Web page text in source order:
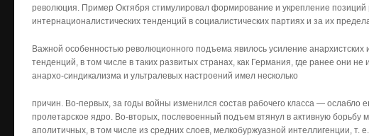
революция. Пример Октября стимулировал формирование и укрепление
интернационалистических тенденций в социалистических партиях и за их
Важной особенностью революционного подъема явилось усиление анархистских
тенденций, в том числе в таких развитых странах, как Германия, где ранее они
анархо-синдикализма и ультралевых настроений имел несколько
причин. Во-первых, за годы войны изменился состав рабочего класса — ослабло
пролетарское ядро. Во-вторых, послевоенный подъем втянул в активную
аполитичных, в том числе из средних слоев, мелкобуржуазной интеллигенции,